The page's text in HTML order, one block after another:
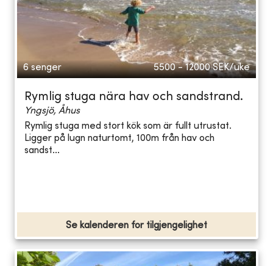
6 senger 5500 - 12000 SEK/uke
Rymlig stuga nära hav och sandstrand.
Yngsjö, Åhus
Rymlig stuga med stort kök som är fullt utrustat.
Ligger på lugn naturtomt, 100m från hav och
sandst...
Se kalenderen for tilgjengelighet